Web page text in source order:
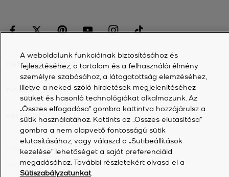
ÜGYFÉLSZOLGÁLAT
FIÓKOM
VÁLLALAT
2026
Michael Kors
Adatvédelmi nyilatkozat
A weboldalunk funkcióinak biztosításához és
fejlesztéséhez, a tartalom és a felhasználói élmény
személyre szabásához, a látogatottság elemzéséhez,
illetve a neked szóló hirdetések megjelenítéséhez
sütiket és hasonló technológiákat alkalmazunk. Az
„Összes elfogadása” gombra kattintva hozzájárulsz a
sütik használatához. Kattints az „Összes elutasítása”
gombra a nem alapvető fontosságú sütik
elutasításához, vagy válaszd a „Sütibeállítások
kezelése” lehetőséget a saját preferenciáid
megadásához. További részletekért olvasd el a
Sütiszabályzatunkat.